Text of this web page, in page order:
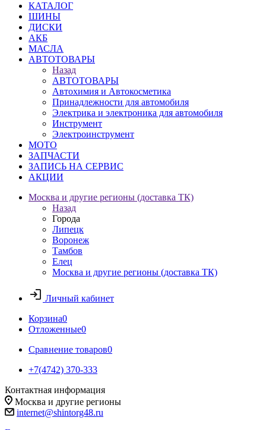
КАТАЛОГ
ШИНЫ
ДИСКИ
АКБ
МАСЛА
АВТОТОВАРЫ
Назад
АВТОТОВАРЫ
Автохимия и Автокосметика
Принадлежности для автомобиля
Электрика и электроника для автомобиля
Инструмент
Электроинструмент
МОТО
ЗАПЧАСТИ
ЗАПИСЬ НА СЕРВИС
АКЦИИ
Москва и другие регионы (доставка ТК)
Назад
Города
Липецк
Воронеж
Тамбов
Елец
Москва и другие регионы (доставка ТК)
Личный кабинет
Корзина0
Отложенные0
Сравнение товаров0
+7(4742) 370-333
Контактная информация
Москва и другие регионы
internet@shintorg48.ru